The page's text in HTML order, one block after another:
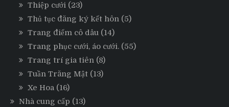
Thiệp cưới (23)
Thủ tục đăng ký kết hôn (5)
Trang điểm cô dâu (14)
Trang phục cưới, áo cưới. (55)
Trang trí gia tiên (8)
Tuần Trăng Mật (13)
Xe Hoa (16)
Nhà cung cấp (13)